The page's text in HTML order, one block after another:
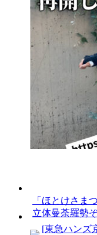
「ほとけさま
立体曼荼羅勢
[東急ハンズ